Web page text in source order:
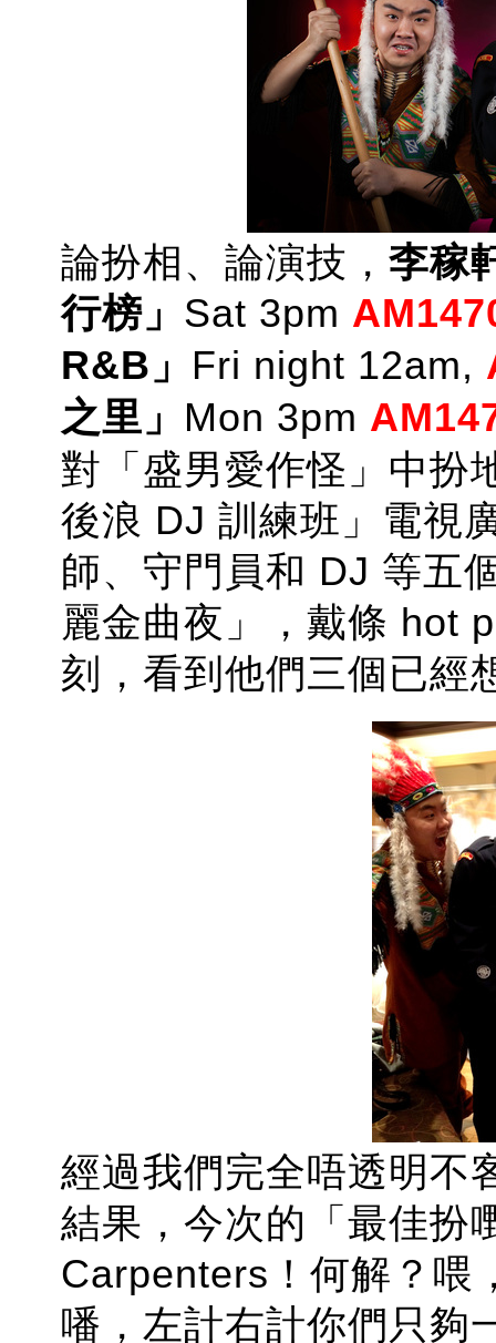
論扮相、論演技， 李稼
行榜」 Sat 3pm
R&B」 Fri night 12am,
之里」 Mon 3pm
對「盛男愛作怪」中扮
後浪 DJ 訓練班」電視
師、守門員和 DJ 等五
麗金曲夜」，戴條 hot
刻，看到他們三個已經
經過我們完全唔透明不
結果，今次的「最佳扮
Carpenters！何解？喂
噃，左計右計你們只夠